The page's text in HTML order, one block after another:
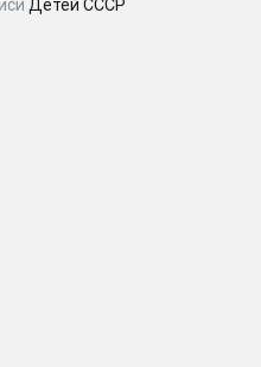
Детей СССР